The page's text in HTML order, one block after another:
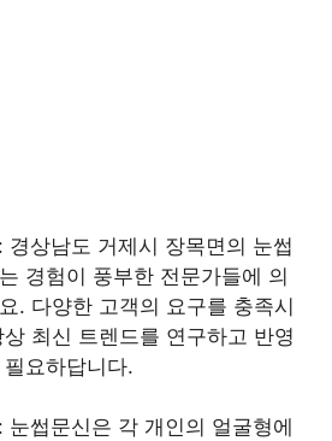
: 경상남도 거제시 장목면의 눈썹
경험이 풍부한 전문가들에 의
. 다양한 고객의 요구를 충족시
최신 트렌드를 연구하고 반영
요하답니다.
: 눈썹문신은 각 개인의 얼굴형에